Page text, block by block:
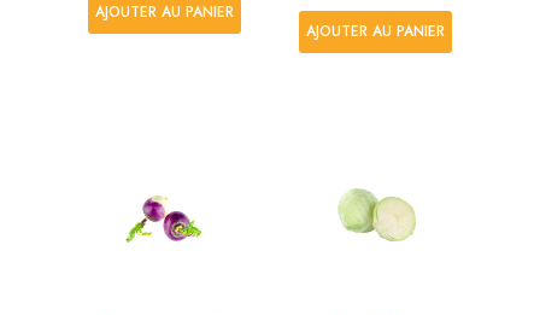
AJOUTER AU PANIER
AJOUTER AU PANIER